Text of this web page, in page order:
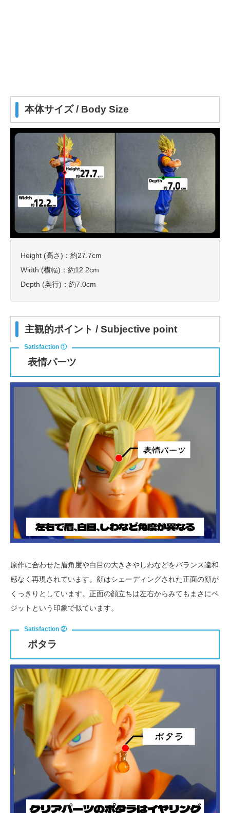
本体サイズ / Body Size
Height (高さ)：約27.7cm
Width (横幅)：約12.2cm
Depth (奥行)：約7.0cm
主観的ポイント / Subjective point
表情パーツ
原作に合わせた眉角度や白目の大きさやしわなどをバランス違和
感なく再現されています。顔はシェーディングされた正面の顔が
くっきりとしています。正面の顔立ちは左右からみてもまさにベ
ジットという印象で似ています。
ポタラ